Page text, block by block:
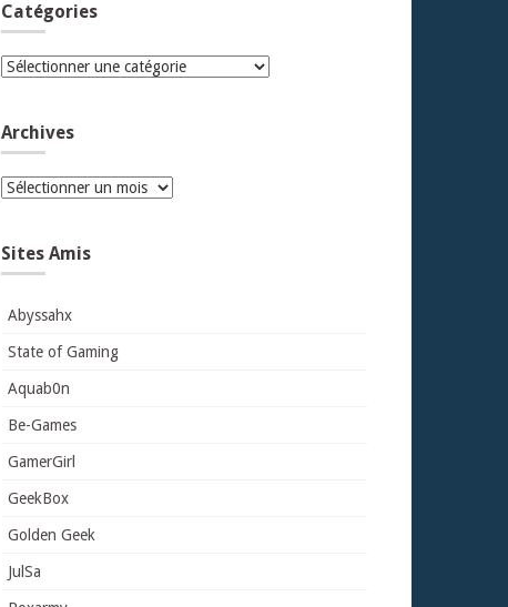
Catégories
Catégories
Archives
Archives
Sites Amis
Abyssahx
State of Gaming
Aquab0n
Be-Games
GamerGirl
GeekBox
Golden Geek
JulSa